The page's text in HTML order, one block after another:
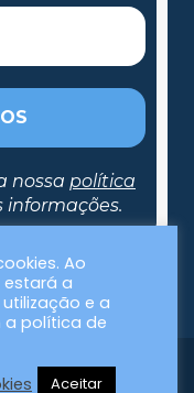
Email!
política de
nossa política
informações.
| Todos os direitos
Ao
estará a
e a
política de
Aceitar